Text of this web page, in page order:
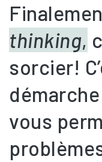
thinking,
sorcier!
vous